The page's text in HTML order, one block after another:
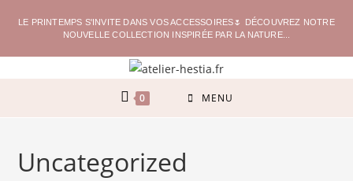
LE PRINTEMPS S'INVITE DANS VOS ACCESSOIRES🌷 DÉCOUVREZ NOTRE
NOUVELLE COLLECTION INSPIRÉE PAR LA NATURE...
0 MENU
Uncategorized